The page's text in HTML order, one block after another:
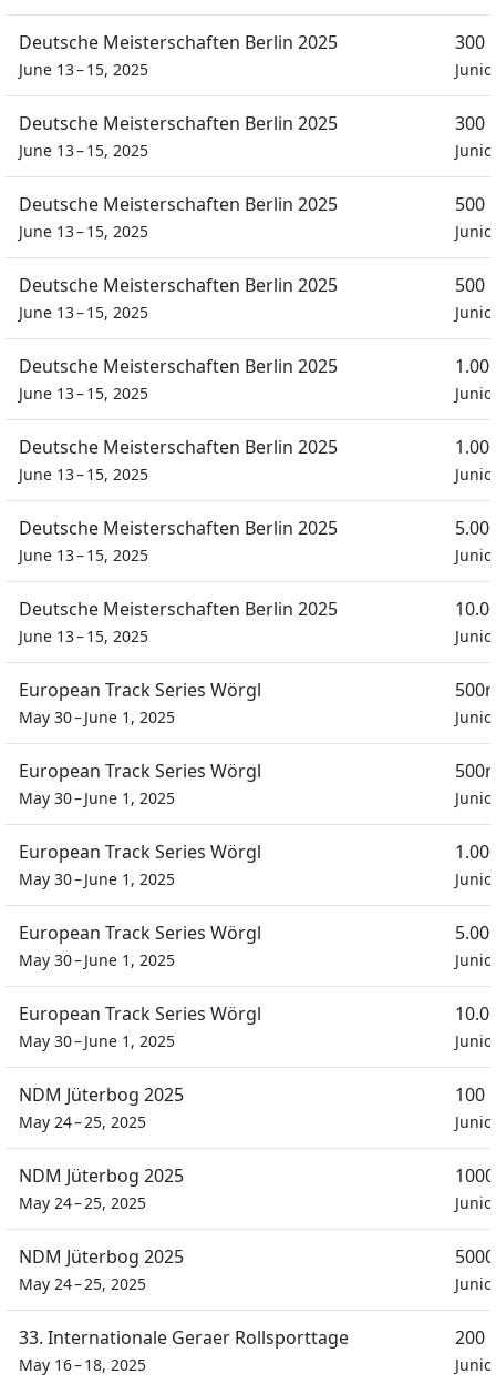
Deutsche Meisterschaften Berlin 2025
June 13 – 15, 2025
300
Deutsche Meisterschaften Berlin 2025
June 13 – 15, 2025
300
Deutsche Meisterschaften Berlin 2025
June 13 – 15, 2025
500
Deutsche Meisterschaften Berlin 2025
June 13 – 15, 2025
500
Deutsche Meisterschaften Berlin 2025
June 13 – 15, 2025
Deutsche Meisterschaften Berlin 2025
June 13 – 15, 2025
Deutsche Meisterschaften Berlin 2025
June 13 – 15, 2025
Deutsche Meisterschaften Berlin 2025
June 13 – 15, 2025
European Track Series Wörgl
May 30 – June 1, 2025
European Track Series Wörgl
May 30 – June 1, 2025
European Track Series Wörgl
May 30 – June 1, 2025
European Track Series Wörgl
May 30 – June 1, 2025
European Track Series Wörgl
May 30 – June 1, 2025
NDM Jüterbog 2025
May 24 – 25, 2025
100
NDM Jüterbog 2025
May 24 – 25, 2025
NDM Jüterbog 2025
May 24 – 25, 2025
33. Internationale Geraer Rollsporttage
May 16 – 18, 2025
200